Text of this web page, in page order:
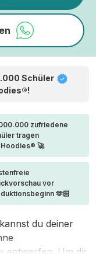
Schüler
zufriedene
tragen
🚀
vor
🫶🏻
du deiner
entwerfen. Um dir